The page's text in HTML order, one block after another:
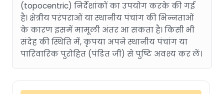
(topocentric) निर्देशांकों का उपयोग करके की गई
है। क्षेत्रीय परंपराओं या स्थानीय पंचांग की भिन्नताओं
के कारण इसमें मामूली अंतर आ सकता है। किसी भी
संदेह की स्थिति में, कृपया अपने स्थानीय पंचांग या
पारिवारिक पुरोहित (पंडित जी) से पुष्टि अवश्य कर लें।